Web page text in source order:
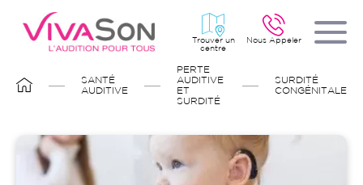
contenu
principal
Nous Appeler
Trouver un
centre
D'ARIANE
SANTÉ
AUDITIVE
PERTE
AUDITIVE
ET
SURDITÉ
SURDITÉ
CONGÉNITALE
Image